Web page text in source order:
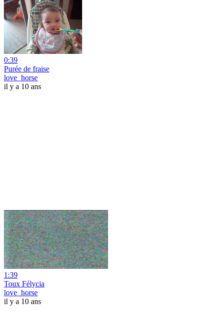
0:39
Purée de fraise
love_horse
il y a 10 ans
1:39
Toux Félycia
love_horse
il y a 10 ans